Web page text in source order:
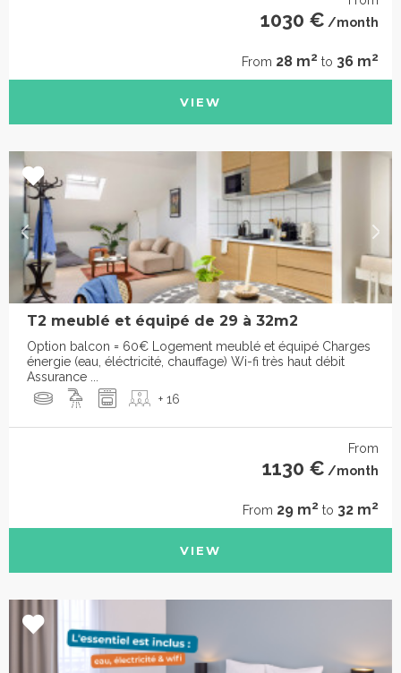
1030 € /month
From 28 m2 to 36 m2
VIEW
T2 meublé et équipé de 29 à 32m2
Option balcon = 60€ Logement meublé et équipé Charges
énergie (eau, éléctricité, chauffage) Wi-fi très haut débit
Assurance ...
+ 16
From
1130 € /month
From 29 m2 to 32 m2
VIEW